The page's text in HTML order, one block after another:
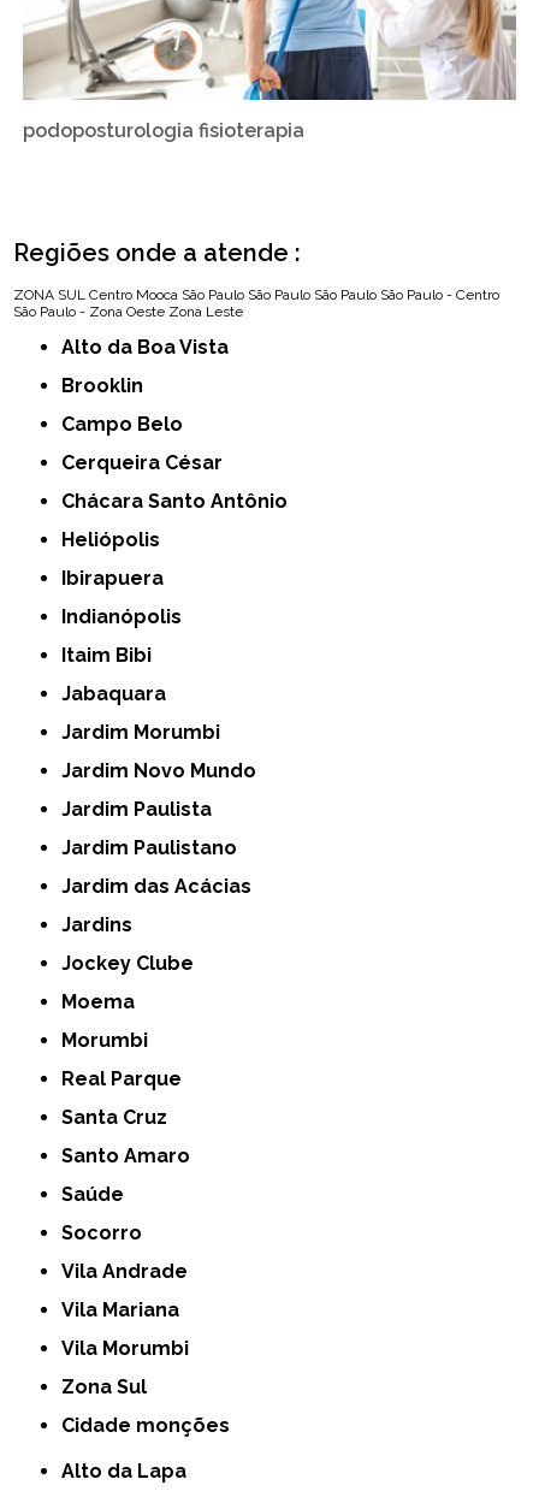
podoposturologia fisioterapia
Regiões onde a atende :
ZONA SUL Centro Mooca São Paulo São Paulo São Paulo São Paulo - Centro
São Paulo - Zona Oeste Zona Leste
Alto da Boa Vista
Brooklin
Campo Belo
Cerqueira César
Chácara Santo Antônio
Heliópolis
Ibirapuera
Indianópolis
Itaim Bibi
Jabaquara
Jardim Morumbi
Jardim Novo Mundo
Jardim Paulista
Jardim Paulistano
Jardim das Acácias
Jardins
Jockey Clube
Moema
Morumbi
Real Parque
Santa Cruz
Santo Amaro
Saúde
Socorro
Vila Andrade
Vila Mariana
Vila Morumbi
Zona Sul
cidade monções
Alto da Lapa